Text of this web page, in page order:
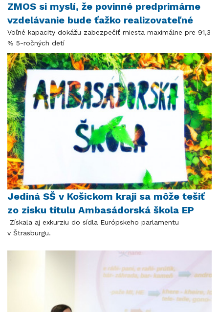
ZMOS si myslí, že povinné predprimárne
vzdelávanie bude ťažko realizovateľné
Voľné kapacity dokážu zabezpečiť miesta maximálne pre 91,3
% 5-ročných detí
Jediná SŠ v Košickom kraji sa môže tešiť
zo zisku titulu Ambasádorská škola EP
Získala aj exkurziu do sídla Európskeho parlamentu
v Štrasburgu.